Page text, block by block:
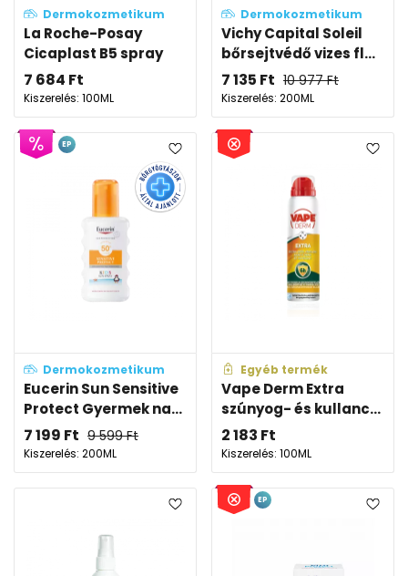
Dermokozmetikum
La Roche-Posay
Cicaplast B5 spray
7 684 Ft
Kiszerelés: 100ML
Dermokozmetikum
Vichy Capital Soleil
bőrsejtvédő vizes fl...
7 135 Ft 10 977Ft
Kiszerelés: 200ML
Dermokozmetikum
Eucerin Sun Sensitive
Protect Gyermek na...
7 199 Ft 9 599Ft
Kiszerelés: 200ML
EP
Egyéb termék
Vape Derm Extra
szúnyog- és kullanc...
2 183 Ft
Kiszerelés: 100ML
EP